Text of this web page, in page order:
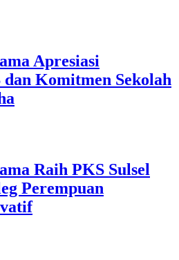
Apresiasi
dan Komitmen Sekolah
Raih PKS Sulsel
Perempuan